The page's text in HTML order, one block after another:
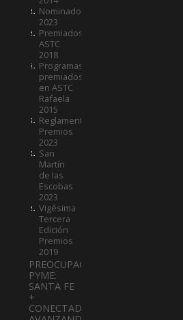
Nominados
2023
Premiados
ASTC
2018
Programas
premiados
en ASTC
Rafaela
2015
Reglamento
Premios
2023
San
Martín
de las
Escobas
2023
Vigésima
Tercera
Edición
Premios
2019
PREOCUPACIÓN
PYME:
SANTA FE
+
CONECTADA: